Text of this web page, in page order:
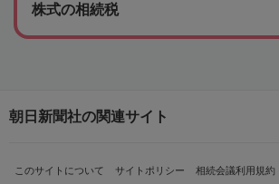
株式の相続税
朝日新聞社の関連サイト
このサイトについて サイトポリシー 相続会議利用規約